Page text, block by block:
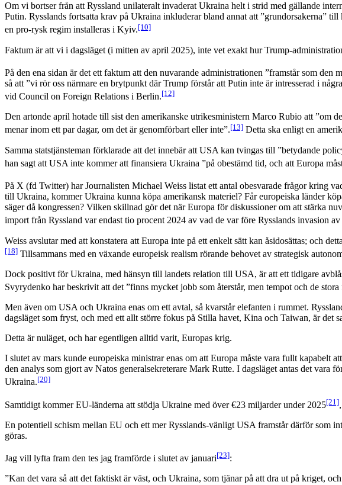
Om vi bortser från att Ryssland unilateralt invaderat Ukraina helt i strid med gällande
Putin. Rysslands fortsatta krav på Ukraina inkluderar bland annat att ”grundorsakerna”
en pro-rysk regim installeras i Kyiv.[10]
Faktum är att vi i dagsläget (i mitten av april 2025), inte vet exakt hur Trump-
På den ena sidan är det ett faktum att den nuvarande administrationen ”framstår som den
så att ”vi rör oss närmare en brytpunkt där Trump förstår att Putin inte är intresserad i
vid Council on Foreign Relations i Berlin.[12]
Den artonde april hotade till sist den amerikanske utrikesministern Marco Rubio att ”om
menar inom ett par dagar, om det är genomförbart eller inte”.[13] Detta ska enligt en
Samma statstjänsteman förklarade att det innebär att USA kan tvingas till ”betydande
han sagt att USA inte kommer att finansiera Ukraina ”på obestämd tid, och att Europa
På X (fd Twitter) har Journalisten Michael Weiss listat ett antal obesvarade frågor kring
till Ukraina, kommer Ukraina kunna köpa amerikansk materiel? Får europeiska länder
säger då kongressen? Vilken skillnad gör det när Europa för diskussioner om att stärka
import från Ryssland var endast tio procent 2024 av vad de var före Rysslands invasion
Weiss avslutar med att konstatera att Europa inte på ett enkelt sätt kan åsidosättas; och
[18] Tillsammans med en växande europeisk realism rörande behovet av strategisk
Dock positivt för Ukraina, med hänsyn till landets relation till USA, är att ett tidigare
Svyrydenko har beskrivit att det ”finns mycket jobb som återstår, men tempot och de
Men även om USA och Ukraina enas om ett avtal, så kvarstår elefanten i rummet.
dagsläget som fryst, och med ett allt större fokus på Stilla havet, Kina och Taiwan, är det
Detta är nuläget, och har egentligen alltid varit, Europas krig.
I slutet av mars kunde europeiska ministrar enas om att Europa måste vara fullt kapabelt
den analys som gjort av Natos generalsekreterare Mark Rutte. I dagsläget antas det
Ukraina.[20]
Samtidigt kommer EU-länderna att stödja Ukraine med över €23 miljarder under 2025[21]
En potentiell schism mellan EU och ett mer Rysslands-vänligt USA framstår därför
göras.
Jag vill lyfta fram den tes jag framförde i slutet av januari[23]:
”Kan det vara så att det faktiskt är väst, och Ukraina, som tjänar på att dra ut på kriget,